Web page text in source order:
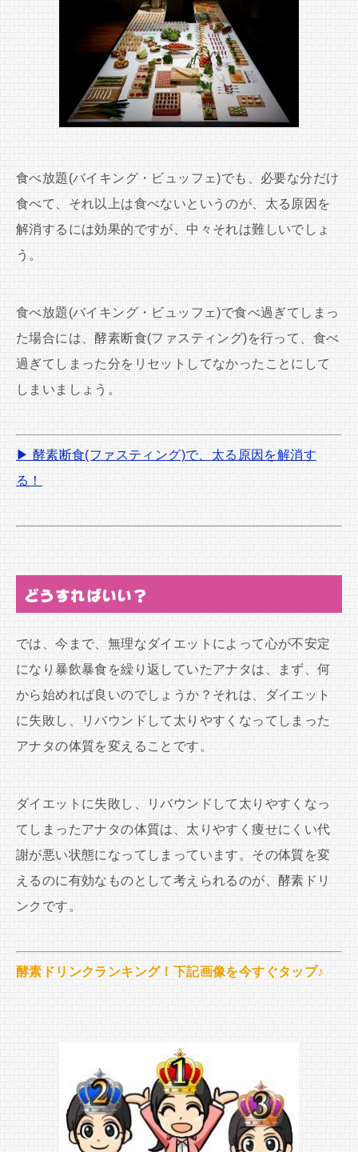
食べ放題(バイキング・ビュッフェ)でも、必要な分だけ
食べて、それ以上は食べないというのが、太る原因を
解消するには効果的ですが、中々それは難しいでしょ
う。
食べ放題(バイキング・ビュッフェ)で食べ過ぎてしまっ
た場合には、酵素断食(ファスティング)を行って、食べ
過ぎてしまった分をリセットしてなかったことにして
しまいましょう。
▶ 酵素断食(ファスティング)で、太る原因を解消す
る！
どうすればいい？
では、今まで、無理なダイエットによって心が不安定
になり暴飲暴食を繰り返していたアナタは、まず、何
から始めれば良いのでしょうか？それは、ダイエット
に失敗し、リバウンドして太りやすくなってしまった
アナタの体質を変えることです。
ダイエットに失敗し、リバウンドして太りやすくなっ
てしまったアナタの体質は、太りやすく痩せにくい代
謝が悪い状態になってしまっています。その体質を変
えるのに有効なものとして考えられるのが、酵素ドリ
ンクです。
酵素ドリンクランキング！下記画像を今すぐタップ♪